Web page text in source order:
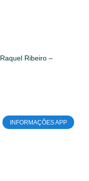
Ribeiro –
INFORMAÇÕES APP